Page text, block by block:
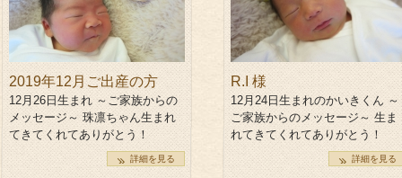
2019年12月ご出産の方
12月26日生まれ ～ご家族からの
メッセージ～ 珠凛ちゃん生まれ
てきてくれてありがとう！
詳細を見る
R.I 様
12月24日生まれのかいきくん ～
ご家族からのメッセージ～ 生ま
れてきてくれてありがとう！
詳細を見る
ご予約方法